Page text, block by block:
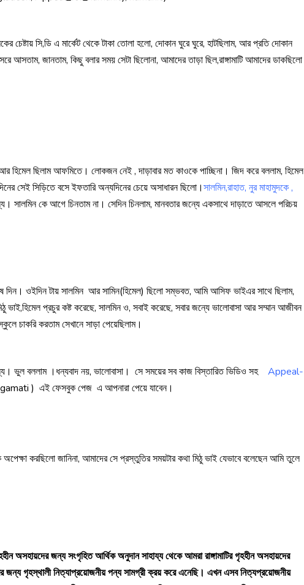
সি,ডি এ মার্কেট থেকে টাকা তোলা হলো, দোকান ঘুরে ঘুরে, হাটছিলাম, আর প্রতি দোকান
আসতাম, জানতাম, কিছু বলার সময় সেটা ছিলোনা, আমাদের তাড়া ছিল,রাঙ্গামাটি আমাদের ডাকছিলো
ছিলাম আফমিতে। লোকজন নেই , দাড়াবার মত কাওকে পাচ্ছিনা। জিদ করে বললাম, হিমেল
সেই সিড়িতে বসে ইফতারি অন্যদিনের চেয়ে অসাধারন ছিলো।সালমিন,রাহাত, নুর মাহামুদকে ,
সালমিন কে আগে চিনতাম না। সেদিন চিনলাম, মানবতার জন্যে একসাথে দাড়াতে আসলে পরিচয়
দিন। ওইদিন টায় সালমিন আর সামিন(হিমেল) ছিলো সম্ভবত, আমি আসিফ ভাইএর সাথে ছিলাম,
প্রচুর কষ্ট করেছে, সালমিন ও, সবাই করেছে, সবার জন্যে ভালোবাসা আর সম্মান আজীবন
চাকরি করতাম সেখানে সাড়া পেয়েছিলাম।
ভুল বললাম ।ধন্যবাদ নয়, ভালোবাসা। সে সময়ের সব কাজ বিস্তারিত ভিডিও সহ
Appeal-
) এই ফেসবুক পেজ এ আপনারা পেয়ে যাবেন।
করছিলো জানিনা, আমাদের সে প্রস্তুতির সময়টার কথা মিঠু ভাই যেভাবে বলেছেন আমি তুলে
অসহায়দের জন্য সংগৃহিত আর্থিক অনুদান সাহায্য থেকে আমরা রাঙ্গামাটির গৃহহীন অসহায়দের
জন্য গৃহস্থালী নিত্যাপ্রয়োজনীয় পন্য সামগ্রী ক্রয় করে এনেছি। এখন এসব নিত্যপ্রয়োজনীয়